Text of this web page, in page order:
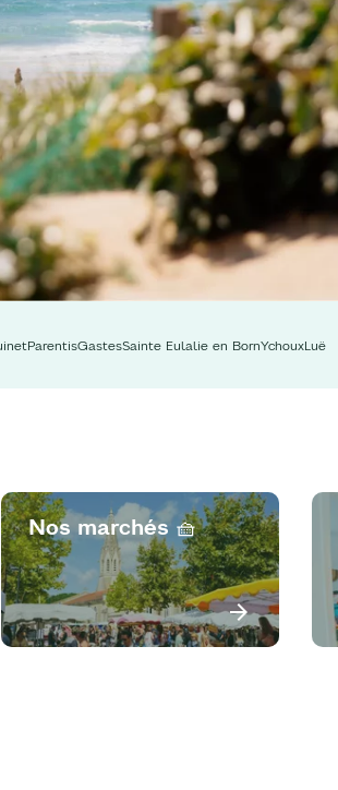
ParentisGastesSainte Eulalie en BornYchouxLuë
Nos marchés 🧺